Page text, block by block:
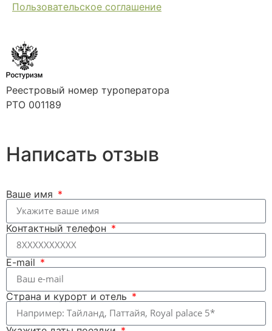
Реестровый номер туроператора
РТО 001189
Пользовательское соглашение
Написать отзыв
Ваше имя
Контактный телефон
E-mail
Страна и курорт и отель